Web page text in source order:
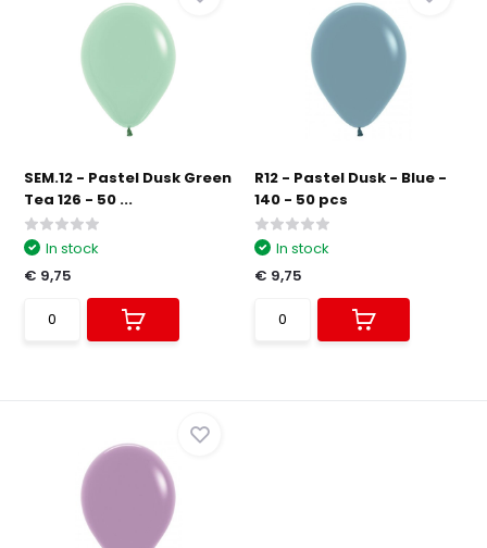
SEM.12 - Pastel Dusk Green
Tea 126 - 50 ...
In stock
€ 9,75
R12 - Pastel Dusk - Blue -
140 - 50 pcs
In stock
€ 9,75